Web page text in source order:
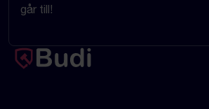
går till!